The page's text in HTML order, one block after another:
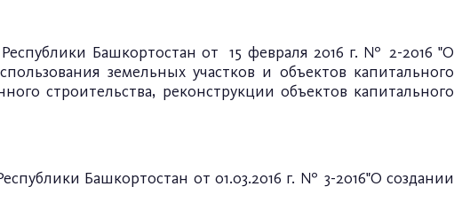
Республики Башкортостан от 15 февраля 2016 г. № 2-2016 "О
земельных участков и объектов капитального
строительства, реконструкции объектов капитального
Башкортостан от 01.03.2016 г. № 3-2016"О создании